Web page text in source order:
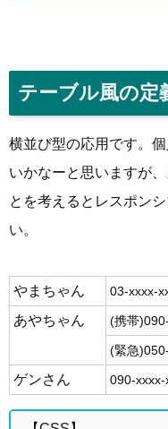
テーブル風の定
横並び型の応用です。
いかなーと思いますが
とを考えるとレスポン
い。
やまちゃん 03-xxxx-
あやちゃん (携帯
(緊急
ゲンさん 090-xxxx-